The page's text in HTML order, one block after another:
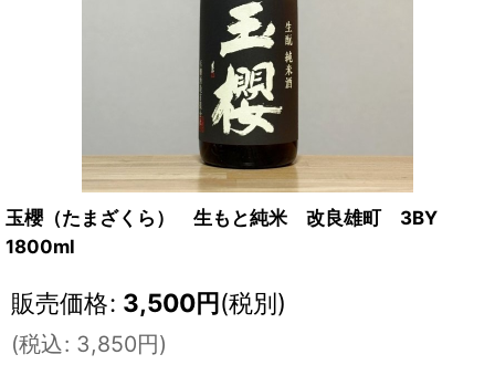
玉櫻（たまざくら） 生もと純米 改良雄町 3BY
1800ml
販売価格: 3,500円(税別)
(税込: 3,850円)